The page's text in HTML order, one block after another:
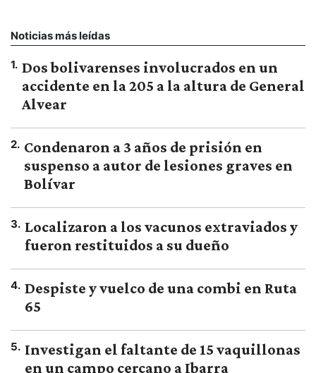
Noticias más leídas
1. Dos bolivarenses involucrados en un
accidente en la 205 a la altura de General
Alvear
2. Condenaron a 3 años de prisión en
suspenso a autor de lesiones graves en
Bolívar
3. Localizaron a los vacunos extraviados y
fueron restituidos a su dueño
4. Despiste y vuelco de una combi en Ruta
65
5. Investigan el faltante de 15 vaquillonas
en un campo cercano a Ibarra